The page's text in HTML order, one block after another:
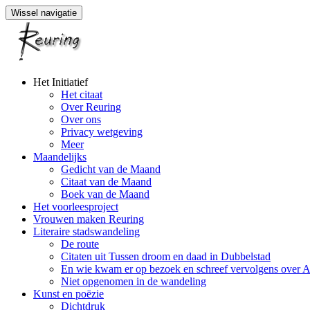
Wissel navigatie
Naar
Het Initiatief
Het citaat
Over Reuring
Over ons
Privacy wetgeving
Meer
Maandelijks
Gedicht van de Maand
Citaat van de Maand
Boek van de Maand
Het voorleesproject
Vrouwen maken Reuring
Literaire stadswandeling
De route
Citaten uit Tussen droom en daad in Dubbelstad
En wie kwam er op bezoek en schreef vervolgens over
Niet opgenomen in de wandeling
Kunst en poëzie
Dichtdruk